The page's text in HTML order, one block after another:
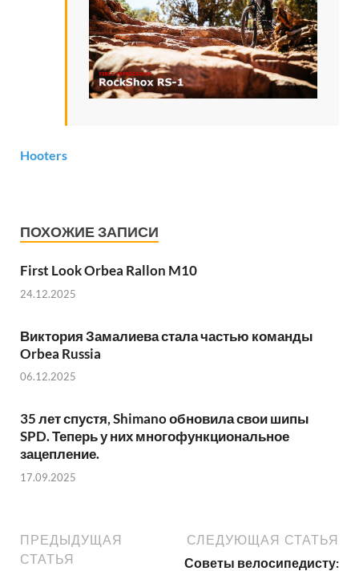
Hooters
ПОХОЖИЕ ЗАПИСИ
First Look Orbea Rallon M10
24.12.2025
Виктория Замалиева стала частью команды
Orbea Russia
06.12.2025
35 лет спустя, Shimano обновила свои шипы
SPD. Теперь у них многофункциональное
зацепление.
17.09.2025
ПРЕДЫДУЩАЯ
СТАТЬЯ
СЛЕДУЮЩАЯ СТАТЬЯ
Советы велосипедисту: